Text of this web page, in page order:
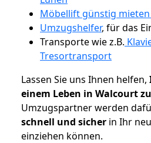
Möbellift günstig mieten
Umzugshelfer, für das
Transporte wie z.B.
Tresortransport
Lassen Sie uns Ihnen helfen,
einem Leben in Walcourt
Umzugspartner werden
schnell und sicher in Ihr
einziehen können.